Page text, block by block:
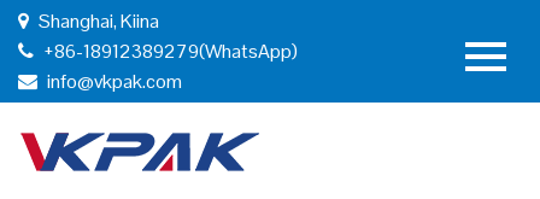
Shanghai, Kiina
+86-18912389279(WhatsApp)
info@vkpak.com